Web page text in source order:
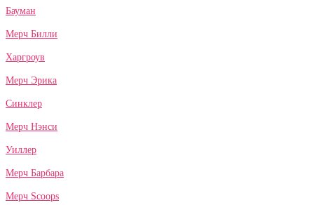
Бауман
Мерч Билли
Харгроув
Мерч Эрика
Синклер
Мерч Нэнси
Уиллер
Мерч Барбара
Мерч Scoops